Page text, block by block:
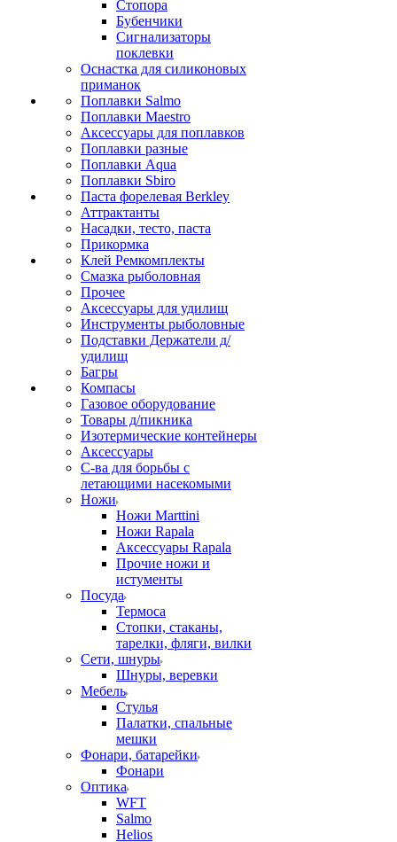
Стопора
Бубенчики
Сигнализаторы
поклевки
Оснастка для силиконовых
приманок
Поплавки Salmo
Поплавки Maestro
Аксессуары для поплавков
Поплавки разные
Поплавки Aqua
Поплавки Sbiro
Паста форелевая Berkley
Аттрактанты
Насадки, тесто, паста
Прикормка
Клей Ремкомплекты
Смазка рыболовная
Прочее
Аксессуары для удилищ
Инструменты рыболовные
Подставки Держатели д/
удилищ
Багры
Компасы
Газовое оборудование
Товары д/пикника
Изотермические контейнеры
Аксессуары
С-ва для борьбы с
летающими насекомыми
Ножи
Ножи Marttini
Ножи Rapala
Аксессуары Rapala
Прочие ножи и
истументы
Посуда
Термоса
Стопки, стаканы,
тарелки, фляги, вилки
Сети, шнуры
Шнуры, веревки
Мебель
Стулья
Палатки, спальные
мешки
Фонари, батарейки
Фонари
Оптика
WFT
Salmo
Helios